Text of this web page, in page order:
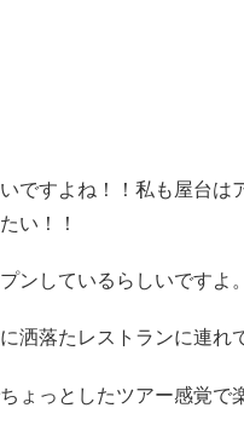
ですよね！！私も屋台は
い！！
ンしているらしいですよ。
洒落たレストランに連れ
ょっとしたツアー感覚で